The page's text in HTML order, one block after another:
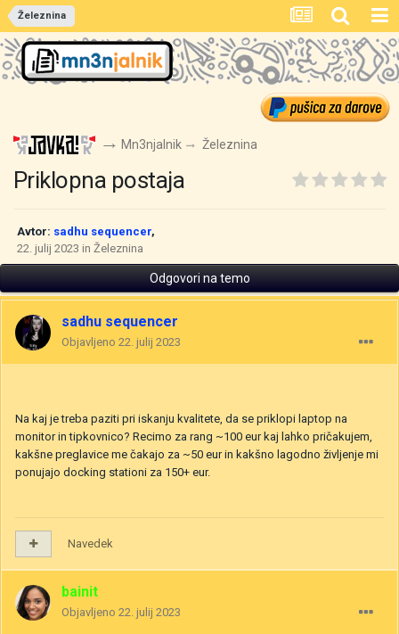
Železnina
Mn3njalnik Železnina
Priklopna postaja
Avtor: sadhu sequencer,
22. julij 2023 in Železnina
Odgovori na temo
sadhu sequencer
Objavljeno 22. julij 2023
Na kaj je treba paziti pri iskanju kvalitete, da se priklopi laptop na
monitor in tipkovnico? Recimo za rang ~100 eur kaj lahko pričakujem,
kakšne preglavice me čakajo za ~50 eur in kakšno lagodno življenje mi
ponujajo docking stationi za 150+ eur.
Navedek
bainit
Objavljeno 22. julij 2023